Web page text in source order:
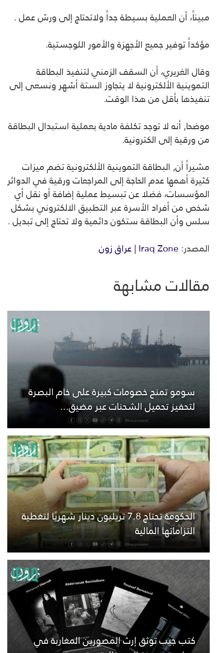
مبيناً، أن العملية بسيطة جداً ولاتحتاج إلى ورش عمل .
مؤكداً توفير جميع الأجهزة والأمور اللوجستية.
وقال الغريري، أن السقف الزمني لتنفيذ البطاقة
التموينية الألكترونية لا يتجاوز الستة أشهر ونسعى إلى
تنفيذها بأقل من هذا الوقت.
موضحا, أنه لا توجد تكلفة مادية بعملية استبدال البطاقة
من ورقية إلى الكترونية.
مشيراً أن, البطاقة التموينية الألكترونية تضم ميزات
كثيرة أهمها عدم الحاجة إلى المراجعات ورقية في الدوائر
المؤسسات، فضلا عن تبسيط عملية إضافة أو نقل أي
شخص من أفراد الأسرة عبر التطبيق الالكتروني بشكل
سلس وأن البطاقة ستكون دائمية ولا تحتاج إلى تبديل .
المصدر:Iraq Zone | عراق زون
مقالات مشابهة
سومو تمنح خصومات كبيرة على خام البصرة
لتحفيز تحميل الشحنات عبر مضيق...
الحكومة تحتاج 7.8 تريليون دينار شهريًا لتغطية
التزاماتها المالية
كتب جيب توثق إرث المصورين المغاربة في